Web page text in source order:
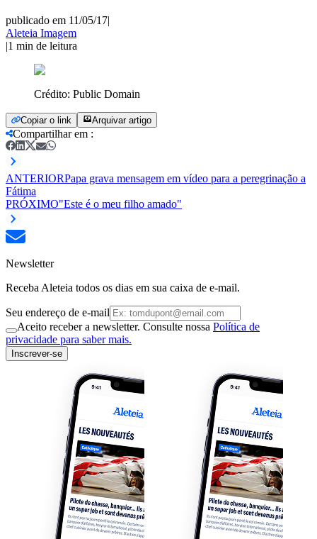
publicado em 11/05/17|
Aleteia Imagem
|1 min de leitura
Crédito: Public Domain
Copiar o link Arquivar artigo
Compartilhar em :
ANTERIORPapa grava mensagem em vídeo para a peregrinação a
Fátima
PRÓXIMO"Este é o meu filho amado"
Newsletter
Receba Aleteia todos os dias em sua caixa de e-mail.
Seu endereço de e-mail
Aceito receber a newsletter. Consulte nossa Política de
privacidade para saber mais.
Inscrever-se